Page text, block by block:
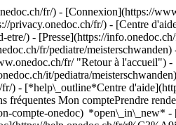
fr/) - [Connexion](https://
fr/) - [Centre
) - [Presse](https://
fr/pediatre/
fr/ "Retour à l'accueil")
it/pediatra/
fr/) - [*help\_outline*Centre
fréquentes Mon comptePrendre
compte-onedoc) *open\_in\_new*